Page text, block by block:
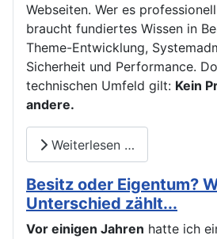
Webseiten. Wer es
braucht fundiertes Wissen in
Theme-Entwicklung,
Sicherheit und Performance.
technischen Umfeld gilt: Kein
andere.
Weiterlesen …
Besitz oder Eigentum?
Unterschied zählt...
Vor einigen Jahren hatte ich